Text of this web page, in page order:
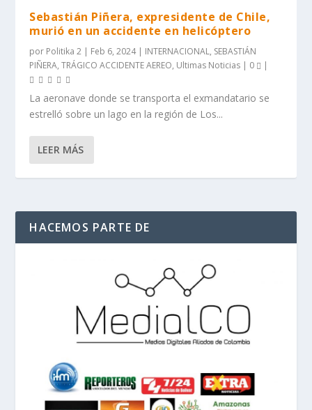
Sebastián Piñera, expresidente de Chile,
murió en un accidente en helicóptero
por Politika 2 | Feb 6, 2024| INTERNACIONAL, SEBASTIÁN
PIÑERA,TRÁGICO ACCIDENTE AEREO, Ultimas Noticias | 0 |
La aeronave donde se transporta el exmandatario se
estrelló sobre un lago en la región de Los...
LEER MÁS
HACEMOS PARTE DE